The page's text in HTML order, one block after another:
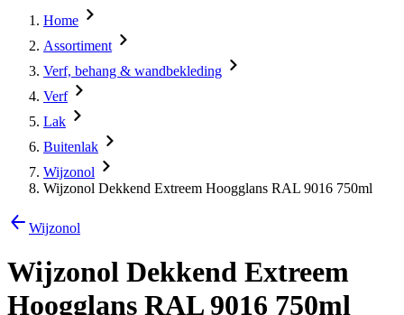
Home
Assortiment
Verf, behang & wandbekleding
Verf
Lak
Buitenlak
Wijzonol
Wijzonol Dekkend Extreem Hoogglans RAL 9016 750ml
Wijzonol
Wijzonol Dekkend Extreem
Hoogglans RAL 9016 750ml